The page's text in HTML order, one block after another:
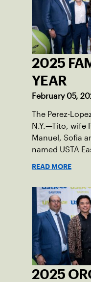
2025
YEAR
February 05,
The Perez-
N.Y.—Tito, wife
Manuel, Sofia
named USTA
READ MORE
2025